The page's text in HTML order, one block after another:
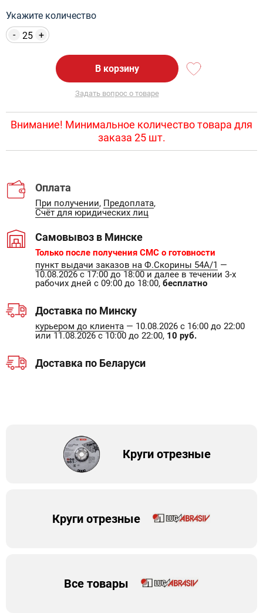
Укажите количество
+
-
В корзину
Задать вопрос о товаре
Внимание! Минимальное количество товара для
заказа 25 шт.
Оплата
При получении, Предоплата,
Счёт для юридических лиц
Самовывоз в Минске
Только после получения СМС о готовности
пункт выдачи заказов на Ф.Скорины 54А/1 —
10.08.2026 с 17:00 до 18:00 и далее в течении 3-х
рабочих дней с 09:00 до 18:00, бесплатно
Доставка по Минску
курьером до клиента — 10.08.2026 с 16:00 до 22:00
или 11.08.2026 с 10:00 до 22:00, 10 руб.
Доставка по Беларуси
Круги отрезные
Круги отрезные
Все товары